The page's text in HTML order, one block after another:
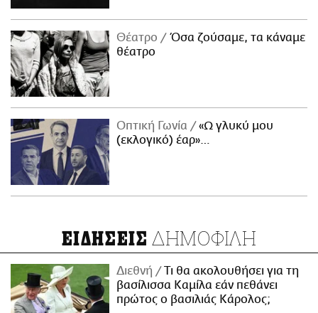
Θέατρο
Όσα ζούσαμε, τα κάναμε
θέατρο
Οπτική Γωνία
«Ω γλυκύ μου
(εκλογικό) έαρ»…
ΕΙΔΗΣΕΙΣ ΔΗΜΟΦΙΛΗ
Διεθνή
Τι θα ακολουθήσει για τη
βασίλισσα Καμίλα εάν πεθάνει
πρώτος ο βασιλιάς Κάρολος;